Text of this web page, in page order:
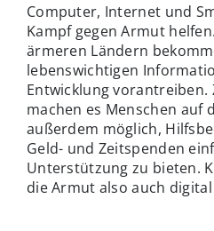
Computer, Internet und
Kampf gegen Armut
ärmeren Ländern
lebenswichtigen
Entwicklung vorantreiben.
machen es Menschen auf
außerdem möglich,
Geld- und Zeitspenden
Unterstützung zu bieten.
die Armut also auch